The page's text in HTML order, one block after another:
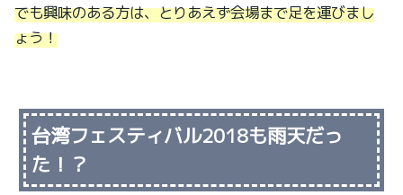
でも興味のある方は、とりあえず会場まで足を運びまし
ょう！
台湾フェスティバル2018も雨天だっ
た！？